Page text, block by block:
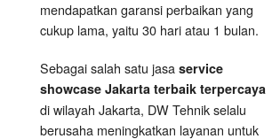
mendapatkan garansi perbaikan yang
cukup lama, yaitu 30 hari atau 1 bulan.
Sebagai salah satu jasa service
showcase Jakarta terbaik terpercaya
di wilayah Jakarta, DW Tehnik selalu
berusaha meningkatkan layanan untuk